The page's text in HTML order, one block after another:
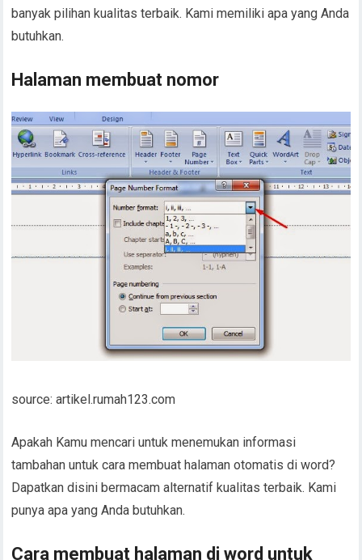
banyak pilihan kualitas terbaik. Kami memiliki apa yang Anda
butuhkan.
Halaman membuat nomor
source: artikel.rumah123.com
Apakah Kamu mencari untuk menemukan informasi
tambahan untuk cara membuat halaman otomatis di word?
Dapatkan disini bermacam alternatif kualitas terbaik. Kami
punya apa yang Anda butuhkan.
Cara membuat halaman di word untuk